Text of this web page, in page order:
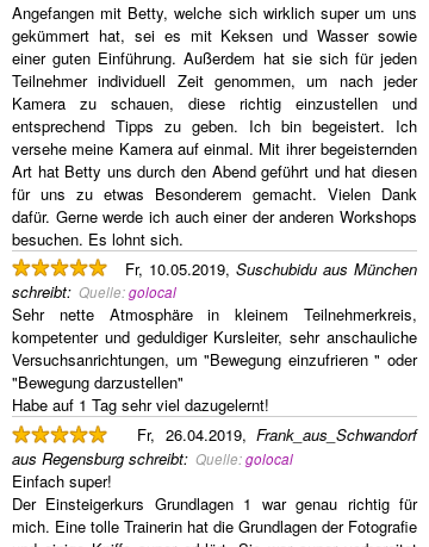
Angefangen mit Betty, welche sich wirklich super um uns
gekümmert hat, sei es mit Keksen und Wasser sowie
einer guten Einführung. Außerdem hat sie sich für jeden
Teilnehmer individuell Zeit genommen, um nach jeder
Kamera zu schauen, diese richtig einzustellen und
entsprechend Tipps zu geben. Ich bin begeistert. Ich
versehe meine Kamera auf einmal. Mit ihrer begeisternden
Art hat Betty uns durch den Abend geführt und hat diesen
für uns zu etwas Besonderem gemacht. Vielen Dank
dafür. Gerne werde ich auch einer der anderen Workshops
besuchen. Es lohnt sich.
Fr, 10.05.2019, Suschubidu aus München
schreibt: Quelle:golocal
Sehr nette Atmosphäre in kleinem Teilnehmerkreis,
kompetenter und geduldiger Kursleiter, sehr anschauliche
Versuchsanrichtungen, um "Bewegung einzufrieren " oder
"Bewegung darzustellen"
Habe auf 1 Tag sehr viel dazugelernt!
Fr, 26.04.2019, Frank_aus_Schwandorf
aus Regensburg schreibt: Quelle:golocal
Einfach super!
Der Einsteigerkurs Grundlagen 1 war genau richtig für
mich. Eine tolle Trainerin hat die Grundlagen der Fotografie